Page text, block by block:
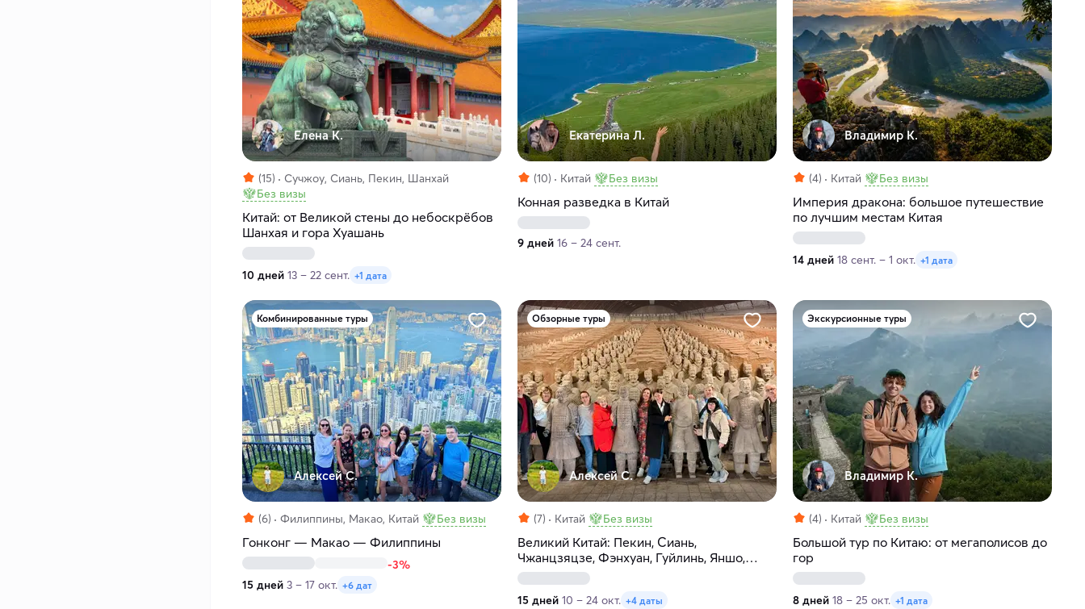
Елена К.
(15)
Сучжоу, Сиань, Пекин, Шанхай
Без визы
Китай: от Великой стены до небоскрёбов
Шанхая и гора Хуашань
10 дней 13 – 22 сент. +1 дата
Екатерина Л.
(10) Китай Без визы
Конная разведка в Китай
9 дней 16 – 24 сент.
Владимир К.
(4) Китай Без визы
Империя дракона: большое путешествие
по лучшим местам Китая
14 дней 18 сент. – 1 окт. +1 дата
Комбинированные туры
Алексей С.
(6) Филиппины, Макао, Китай Без визы
Гонконг — Макао — Филиппины
-3%
15 дней 3 – 17 окт. +6 дат
Обзорные туры
Алексей С.
(7) Китай Без визы
Великий Китай: Пекин, Сиань,
Чжанцзяцзе, Фэнхуан, Гуйлинь, Яншо,
Хайнань
15 дней 10 – 24 окт. +4 даты
Экскурсионные туры
Владимир К.
(4) Китай Без визы
Большой тур по Китаю: от мегаполисов до
гор
8 дней 18 – 25 окт. +1 дата